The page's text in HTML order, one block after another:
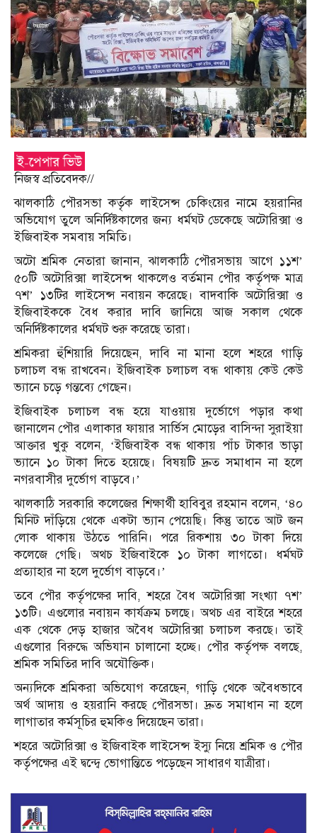
নিজস্ব প্রতিবেদক//
ঝালকাঠি পৌরসভা কর্তৃক লাইসেন্স চেকিংয়ের নামে হয়রানির
অভিযোগ তুলে অনির্দিষ্টকালের জন্য ধর্মঘট ডেকেছে অটোরিক্সা ও
ইজিবাইক সমবায় সমিতি।
অটো শ্রমিক নেতারা জানান, ঝালকাঠি পৌরসভায় আগে ১১শ’
৫০টি অটোরিক্সা লাইসেন্স থাকলেও বর্তমান পৌর কর্তৃপক্ষ মাত্র
৭শ’ ১৩টির লাইসেন্স নবায়ন করেছে। বাদবাকি অটোরিক্সা ও
ইজিবাইককে বৈধ করার দাবি জানিয়ে আজ সকাল থেকে
অনির্দিষ্টকালের ধর্মঘট শুরু করেছে তারা।
শ্রমিকরা হুঁশিয়ারি দিয়েছেন, দাবি না মানা হলে শহরে গাড়ি
চলাচল বন্ধ রাখবেন। ইজিবাইক চলাচল বন্ধ থাকায় কেউ কেউ
ভ্যানে চড়ে গন্তব্যে গেছেন।
ইজিবাইক চলাচল বন্ধ হয়ে যাওয়ায় দুর্ভোগে পড়ার কথা
জানালেন পৌর এলাকার ফায়ার সার্ভিস মোড়ের বাসিন্দা সুরাইয়া
আক্তার খুকু বলেন, ‘ইজিবাইক বন্ধ থাকায় পাঁচ টাকার ভাড়া
ভ্যানে ১০ টাকা দিতে হয়েছে। বিষয়টি দ্রুত সমাধান না হলে
নগরবাসীর দুর্ভোগ বাড়বে।’
ঝালকাঠি সরকারি কলেজের শিক্ষার্থী হাবিবুর রহমান বলেন, ‘৪০
মিনিট দাঁড়িয়ে থেকে একটা ভ্যান পেয়েছি। কিন্তু তাতে আট জন
লোক থাকায় উঠতে পারিনি। পরে রিকশায় ৩০ টাকা দিয়ে
কলেজে গেছি। অথচ ইজিবাইকে ১০ টাকা লাগতো। ধর্মঘট
প্রত্যাহার না হলে দুর্ভোগ বাড়বে।’
তবে পৌর কর্তৃপক্ষের দাবি, শহরে বৈধ অটোরিক্সা সংখ্যা ৭শ’
১৩টি। এগুলোর নবায়ন কার্যক্রম চলছে। অথচ এর বাইরে শহরে
এক থেকে দেড় হাজার অবৈধ অটোরিক্সা চলাচল করছে। তাই
এগুলোর বিরুদ্ধে অভিযান চালানো হচ্ছে। পৌর কর্তৃপক্ষ বলছে,
শ্রমিক সমিতির দাবি অযৌক্তিক।
অন্যদিকে শ্রমিকরা অভিযোগ করেছেন, গাড়ি থেকে অবৈধভাবে
অর্থ আদায় ও হয়রানি করছে পৌরসভা। দ্রুত সমাধান না হলে
লাগাতার কর্মসূচির হুমকিও দিয়েছেন তারা।
শহরে অটোরিক্সা ও ইজিবাইক লাইসেন্স ইস্যু নিয়ে শ্রমিক ও পৌর
কর্তৃপক্ষের এই দ্বন্দ্বে ভোগান্তিতে পড়েছেন সাধারণ যাত্রীরা।